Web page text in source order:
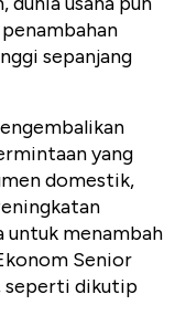
sepanjang
yang
domestik,
untuk menambah
Senior
seperti dikutip